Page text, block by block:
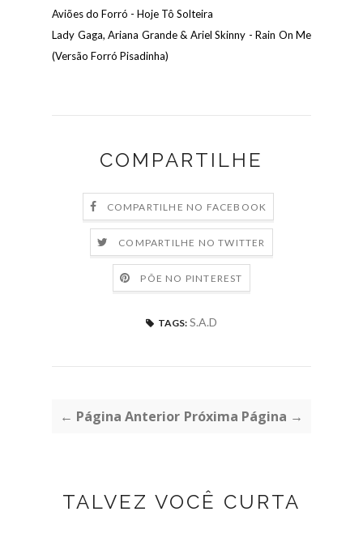
Aviões do Forró - Hoje Tô Solteira
Lady Gaga, Ariana Grande & Ariel Skinny - Rain On Me
(Versão Forró Pisadinha)
COMPARTILHE
COMPARTILHE NO FACEBOOK
COMPARTILHE NO TWITTER
PÕE NO PINTEREST
TAGS: S.A.D
← Página Anterior Próxima Página →
TALVEZ VOCÊ CURTA